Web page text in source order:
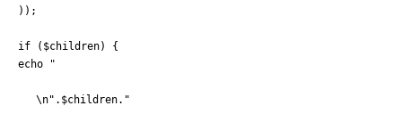
));
if ($children) {
echo "
\n".$children."